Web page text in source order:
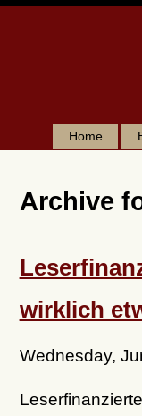
Home
Archive
wirklich
Wednesday,